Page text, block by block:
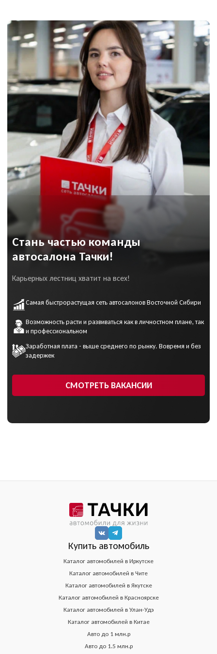
Стань частью команды
автосалона Тачки!
Карьерных лестниц хватит на всех!
Самая быстрорастущая сеть автосалонов Восточной Сибири
Возможность расти и развиваться как в личностном плане, так
и профессиональном
Заработная плата - выше среднего по рынку. Вовремя и без
задержек
СМОТРЕТЬ ВАКАНСИИ
Купить автомобиль
Каталог автомобилей в Иркутске
Каталог автомобилей в Чите
Каталог автомобилей в Якутске
Каталог автомобилей в Красноярске
Каталог автомобилей в Улан-Удэ
Каталог автомобилей в Китае
Авто до 1 млн.р
Авто до 1.5 млн.р
Даю согласие на обработку
персональных данных